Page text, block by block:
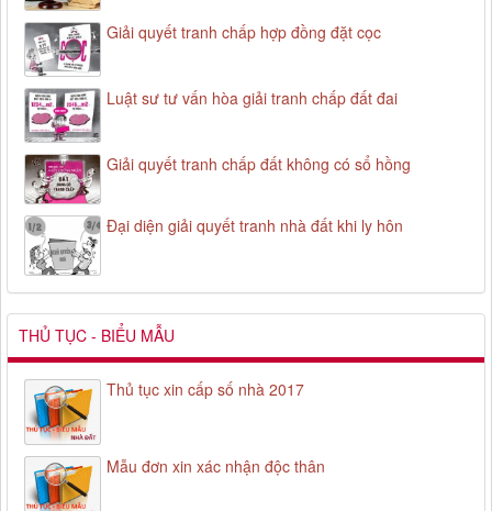
Giải quyết tranh chấp hợp đồng đặt cọc
Luật sư tư vấn hòa giải tranh chấp đất đai
Giải quyết tranh chấp đất không có sổ hồng
Đại diện giải quyết tranh nhà đất khi ly hôn
THỦ TỤC - BIỂU MẪU
Thủ tục xin cấp số nhà 2017
Mẫu đơn xin xác nhận độc thân